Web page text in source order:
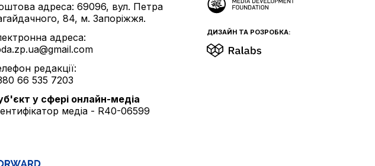
адреса: 69096, вул. Петра
84, м. Запоріжжя.
адреса:
редакції:
66 535 7203
у сфері онлайн-медіа
медіа - R40-06599
ДИЗАЙН ТА РОЗРОБКА: